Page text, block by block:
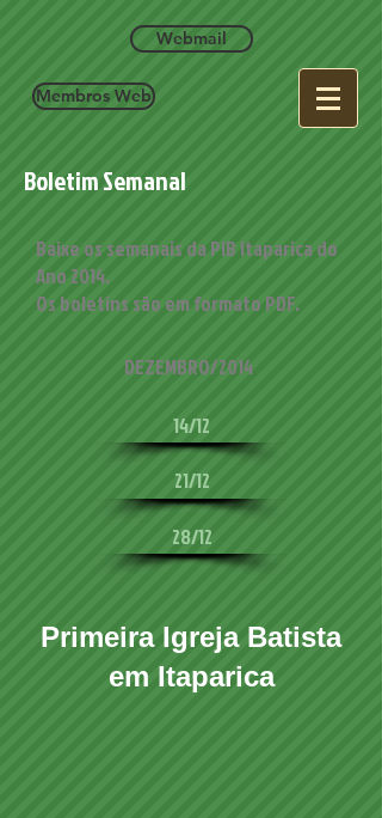
Webmail
Membros Web
Boletim Semanal
Baixe os semanais da PIB Itaparica do
Ano 2014.
Os boletins são em formato PDF.
DEZEMBRO/2014
14/12
21/12
28/12
Primeira Igreja Batista
em Itaparica